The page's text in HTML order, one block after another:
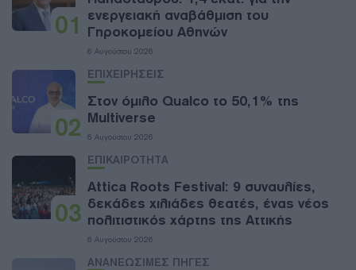
01 ενεργειακή αναβάθμιση του
Γηροκομείου Αθηνών
6 Αυγούστου 2026
02
ΕΠΙΧΕΙΡΗΣΕΙΣ
Στον όμιλο Qualco το 50,1% της
Multiverse
6 Αυγούστου 2026
03
ΕΠΙΚΑΙΡΟΤΗΤΑ
Attica Roots Festival: 9 συναυλίες,
δεκάδες χιλιάδες θεατές, ένας νέος
πολιτιστικός χάρτης της Αττικής
6 Αυγούστου 2026
ΑΝΑΝΕΩΣΙΜΕΣ ΠΗΓΕΣ